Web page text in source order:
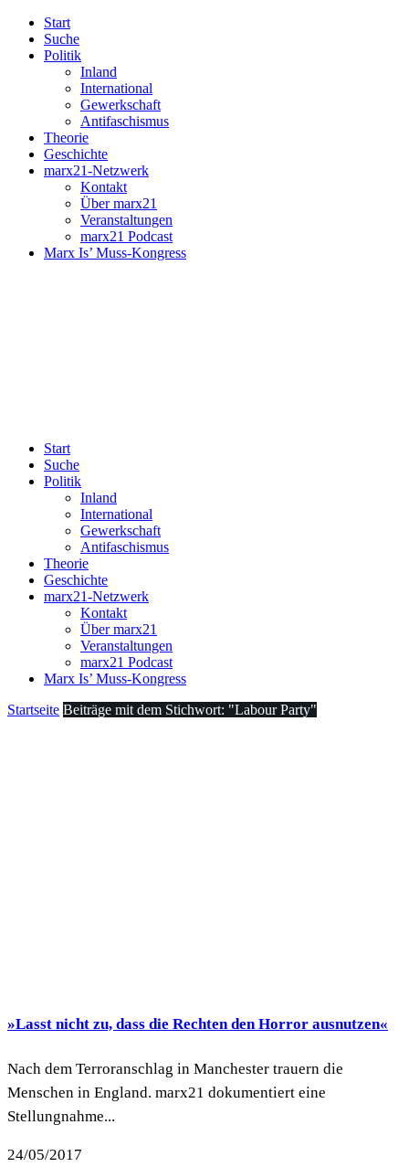
Start
Suche
Politik
Inland
International
Gewerkschaft
Antifaschismus
Theorie
Geschichte
marx21-Netzwerk
Kontakt
Über marx21
Veranstaltungen
marx21 Podcast
Marx Is’ Muss-Kongress
Start
Suche
Politik
Inland
International
Gewerkschaft
Antifaschismus
Theorie
Geschichte
marx21-Netzwerk
Kontakt
Über marx21
Veranstaltungen
marx21 Podcast
Marx Is’ Muss-Kongress
Startseite Beiträge mit dem Stichwort: "Labour Party"
»Lasst nicht zu, dass die Rechten den Horror ausnutzen«
Nach dem Terroranschlag in Manchester trauern die
Menschen in England. marx21 dokumentiert eine
Stellungnahme...
24/05/2017